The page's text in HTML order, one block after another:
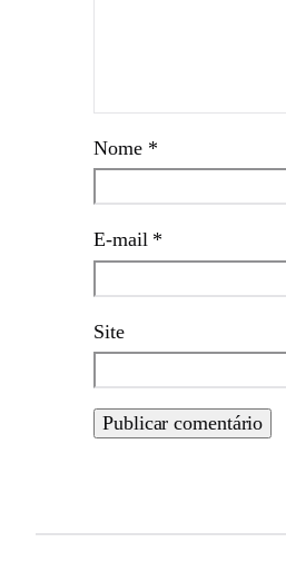
Nome *
E-mail *
Site